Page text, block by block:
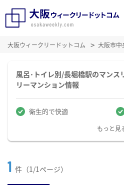
大阪ウィークリードットコム 大阪市中
風呂･トイレ別/長堀橋駅のマンス
リーマンション情報
衛生的で快適
もっと見
1 件（1/1ページ）